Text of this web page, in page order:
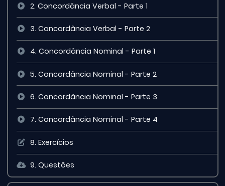
2. Concordância Verbal - Parte 1
3. Concordância Verbal - Parte 2
4. Concordância Nominal - Parte 1
5. Concordância Nominal - Parte 2
6. Concordância Nominal - Parte 3
7. Concordância Nominal - Parte 4
8. Exercícios
9. Questões